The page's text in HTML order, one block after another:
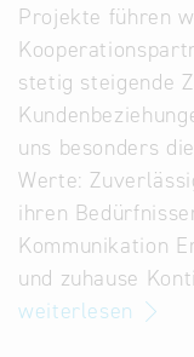
Projekte führen
stetig steigende
uns besonders
Werte:
ihren
Kommunikation
und zuhause
weiterlesen